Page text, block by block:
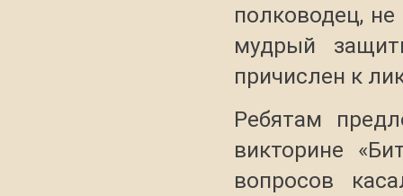
полководец,
мудрый
причислен к
Ребятам
викторине
вопросов